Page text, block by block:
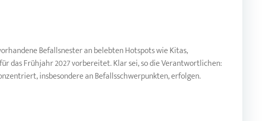
Befallsnester an belebten Hotspots wie Kitas,
das Frühjahr 2027 vorbereitet. Klar sei, so die Verantwortlichen:
insbesondere an Befallsschwerpunkten, erfolgen.